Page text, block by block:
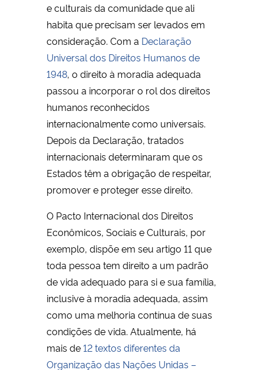
e culturais da comunidade que ali
habita que precisam ser levados em
consideração. Com a Declaração
Universal dos Direitos Humanos de
1948, o direito à moradia adequada
passou a incorporar o rol dos direitos
humanos reconhecidos
internacionalmente como universais.
Depois da Declaração, tratados
internacionais determinaram que os
Estados têm a obrigação de respeitar,
promover e proteger esse direito.
O Pacto Internacional dos Direitos
Econômicos, Sociais e Culturais, por
exemplo, dispõe em seu artigo 11 que
toda pessoa tem direito a um padrão
de vida adequado para si e sua família,
inclusive à moradia adequada, assim
como uma melhoria contínua de suas
condições de vida. Atualmente, há
mais de12 textos diferentes da
Organização das Nações Unidas –